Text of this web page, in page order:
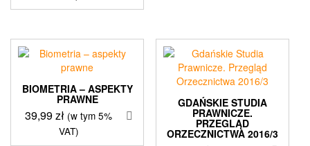
BIOMETRIA – ASPEKTY
PRAWNE
39,99zł (w tym 5%
VAT)
GDAŃSKIE STUDIA
PRAWNICZE.
PRZEGLĄD
ORZECZNICTWA 2016/3